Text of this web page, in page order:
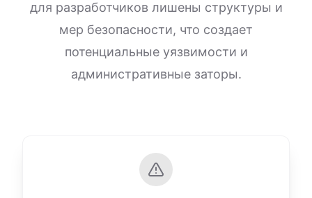
для разработчиков лишены структуры и
мер безопасности, что создает
потенциальные уязвимости и
административные заторы.